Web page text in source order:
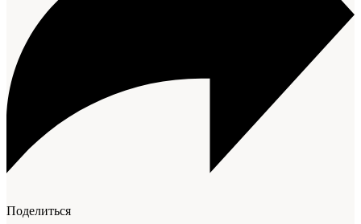
Поделиться